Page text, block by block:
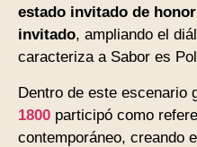
estado invitado de
invitado, ampliando el
caracteriza a Sabor es
Dentro de este escenario
1800 participó como
contemporáneo, creando